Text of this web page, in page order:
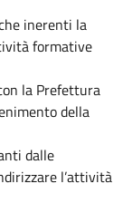
inerenti la
formative
la Prefettura
della
dalle
l’attività